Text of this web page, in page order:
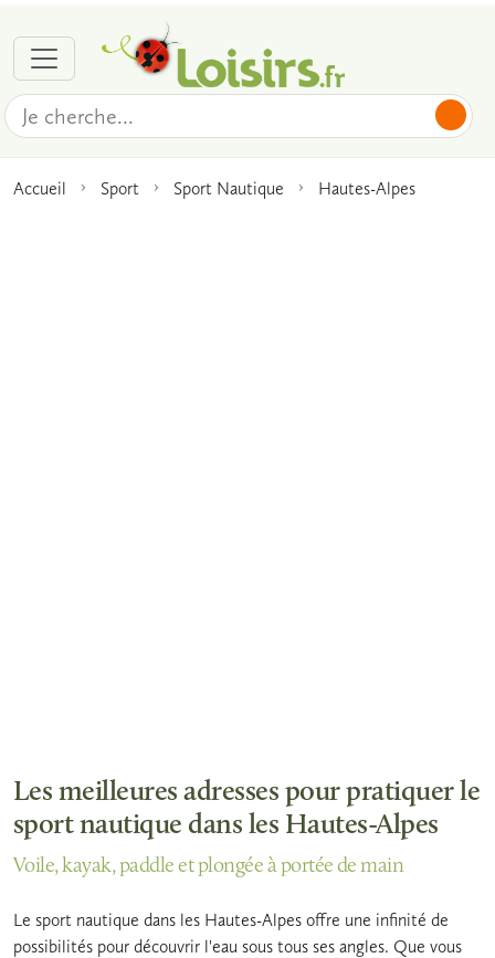
Accueil Sport Sport Nautique Hautes-Alpes
Les meilleures adresses pour pratiquer le
sport nautique dans les Hautes-Alpes
Voile, kayak, paddle et plongée à portée de main
Le sport nautique dans les Hautes-Alpes offre une infinité de
possibilités pour découvrir l'eau sous tous ses angles. Que vous